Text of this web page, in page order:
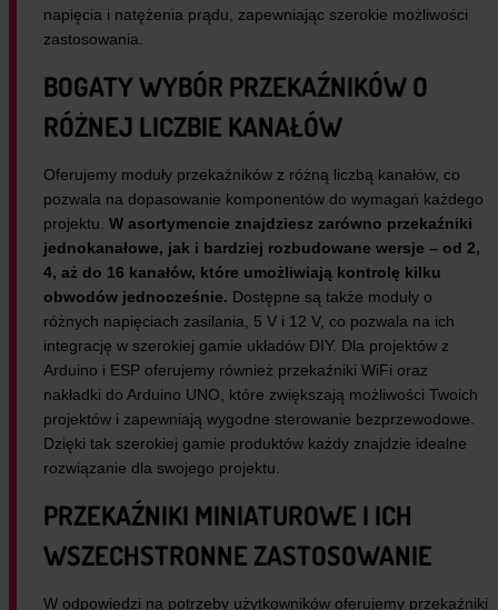
napięcia i natężenia prądu, zapewniając szerokie możliwości
zastosowania.
BOGATY WYBÓR PRZEKAŹNIKÓW O
RÓŻNEJ LICZBIE KANAŁÓW
Oferujemy moduły przekaźników z różną liczbą kanałów, co
pozwala na dopasowanie komponentów do wymagań każdego
projektu. W asortymencie znajdziesz zarówno przekaźniki
jednokanałowe, jak i bardziej rozbudowane wersje – od 2,
4, aż do 16 kanałów, które umożliwiają kontrolę kilku
obwodów jednocześnie. Dostępne są także moduły o
różnych napięciach zasilania, 5 V i 12 V, co pozwala na ich
integrację w szerokiej gamie układów DIY. Dla projektów z
Arduino i ESP oferujemy również przekaźniki WiFi oraz
nakładki do Arduino UNO, które zwiększają możliwości Twoich
projektów i zapewniają wygodne sterowanie bezprzewodowe.
Dzięki tak szerokiej gamie produktów każdy znajdzie idealne
rozwiązanie dla swojego projektu.
PRZEKAŹNIKI MINIATUROWE I ICH
WSZECHSTRONNE ZASTOSOWANIE
W odpowiedzi na potrzeby użytkowników oferujemy przekaźniki